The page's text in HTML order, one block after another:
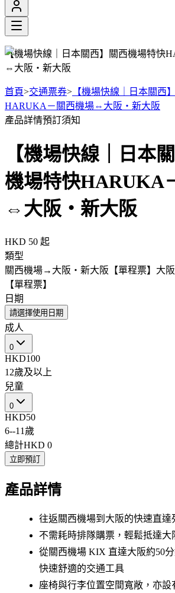
【機場快線｜日本關西】關西機場特快
⇔大阪・新大阪
首頁>交通票券> 【機場快線｜日本關西
HARUKA－關西機場⇔大阪・新大阪
產品詳情預訂須知
【機場快線｜日本
機場特快HARUKA
⇔大阪・新大阪
HKD 50 起
類型
關西機場→大阪・新大阪【單程票】 大
【單程票】
日期
請選擇使用日期
成人
0
HKD100
12歲及以上
兒童
0
HKD50
6--11歲
總計HKD 0
立即預訂
產品詳情
往返關西機場到大阪的快速直達
不需耗時排隊購票，輕鬆抵達大
從關西機場 KIX 直達大阪約50
快速舒適的交通工具
座椅與行李位置空間寬敞，亦設